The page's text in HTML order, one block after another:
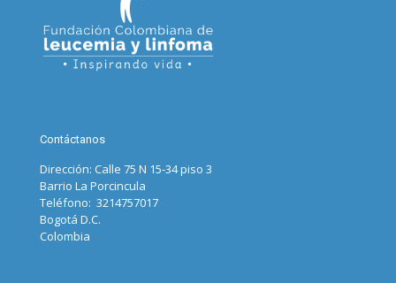
Contáctanos
Dirección: Calle 75 N 15-34 piso 3
Barrio La Porcincula
Teléfono: 3214757017
Bogotá D.C.
Colombia